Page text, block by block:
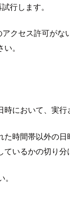
行します。
クセス許可が
。
において、実
時間帯以外の
いるかの切り分